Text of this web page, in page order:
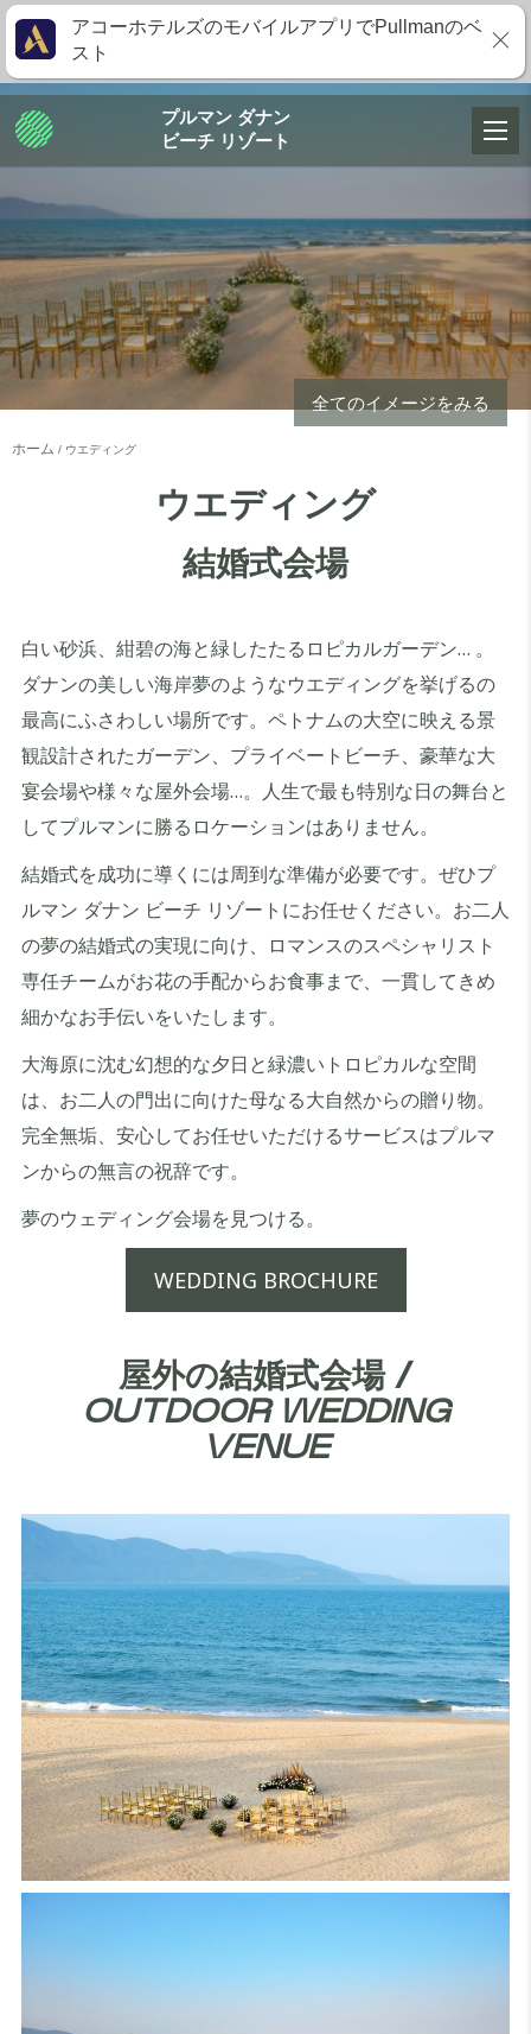
全てのイメージをみる
ホーム ウエディング
ウエディング
結婚式会場
白い砂浜、紺碧の海と緑したたるロピカルガーデン… 。
ダナンの美しい海岸夢のようなウエディングを挙げるの
最高にふさわしい場所です。ペトナムの大空に映える景
観設計されたガーデン、プライベートビーチ、豪華な大
宴会場や様々な屋外会場…。人生で最も特別な日の舞台と
してプルマンに勝るロケーションはありません。
結婚式を成功に導くには周到な準備が必要です。ぜひプ
ルマン ダナン ビーチ リゾートにお任せください。お二人
の夢の結婚式の実現に向け、ロマンスのスペシャリスト
専任チームがお花の手配からお食事まで、一貫してきめ
細かなお手伝いをいたします。
大海原に沈む幻想的な夕日と緑濃いトロピカルな空間
は、お二人の門出に向けた母なる大自然からの贈り物。
完全無垢、安心してお任せいただけるサービスはプルマ
ンからの無言の祝辞です。
夢のウェディング会場を見つける。
WEDDING BROCHURE
屋外の結婚式会場 /
OUTDOOR WEDDING
VENUE
プルマン ダナン
ビーチ リゾート
アコーホテルズのモバイルアプリでPullmanのベ
スト